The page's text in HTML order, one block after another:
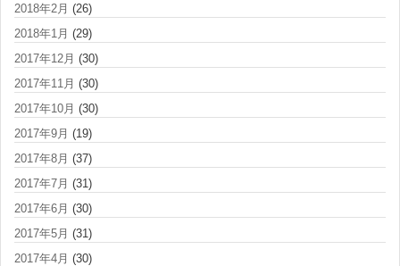
2018年2月 (26)
2018年1月 (29)
2017年12月 (30)
2017年11月 (30)
2017年10月 (30)
2017年9月 (19)
2017年8月 (37)
2017年7月 (31)
2017年6月 (30)
2017年5月 (31)
2017年4月 (30)